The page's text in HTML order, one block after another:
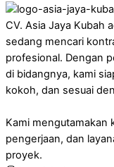
CV. Asia Jaya Kubah
sedang mencari
profesional. Dengan
di bidangnya, kami
kokoh, dan sesuai
Kami mengutamakan
pengerjaan, dan
proyek.